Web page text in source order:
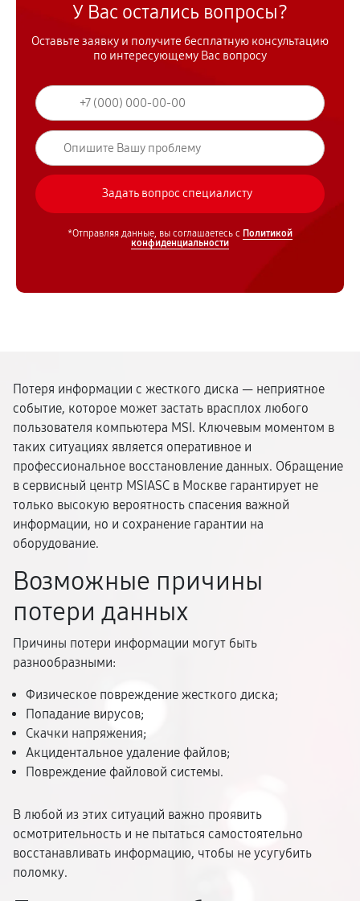
У Вас остались вопросы?
Оставьте заявку и получите бесплатную консультацию
по интересующему Вас вопросу
*Отправляя данные, вы соглашаетесь с Политикой
конфиденциальности
Потеря информации с жесткого диска — неприятное
событие, которое может застать врасплох любого
пользователя компьютера MSI. Ключевым моментом в
таких ситуациях является оперативное и
профессиональное восстановление данных. Обращение
в сервисный центр MSIASC в Москве гарантирует не
только высокую вероятность спасения важной
информации, но и сохранение гарантии на
оборудование.
Возможные причины
потери данных
Причины потери информации могут быть
разнообразными:
Физическое повреждение жесткого диска;
Попадание вирусов;
Скачки напряжения;
Акцидентальное удаление файлов;
Повреждение файловой системы.
В любой из этих ситуаций важно проявить
осмотрительность и не пытаться самостоятельно
восстанавливать информацию, чтобы не усугубить
поломку.